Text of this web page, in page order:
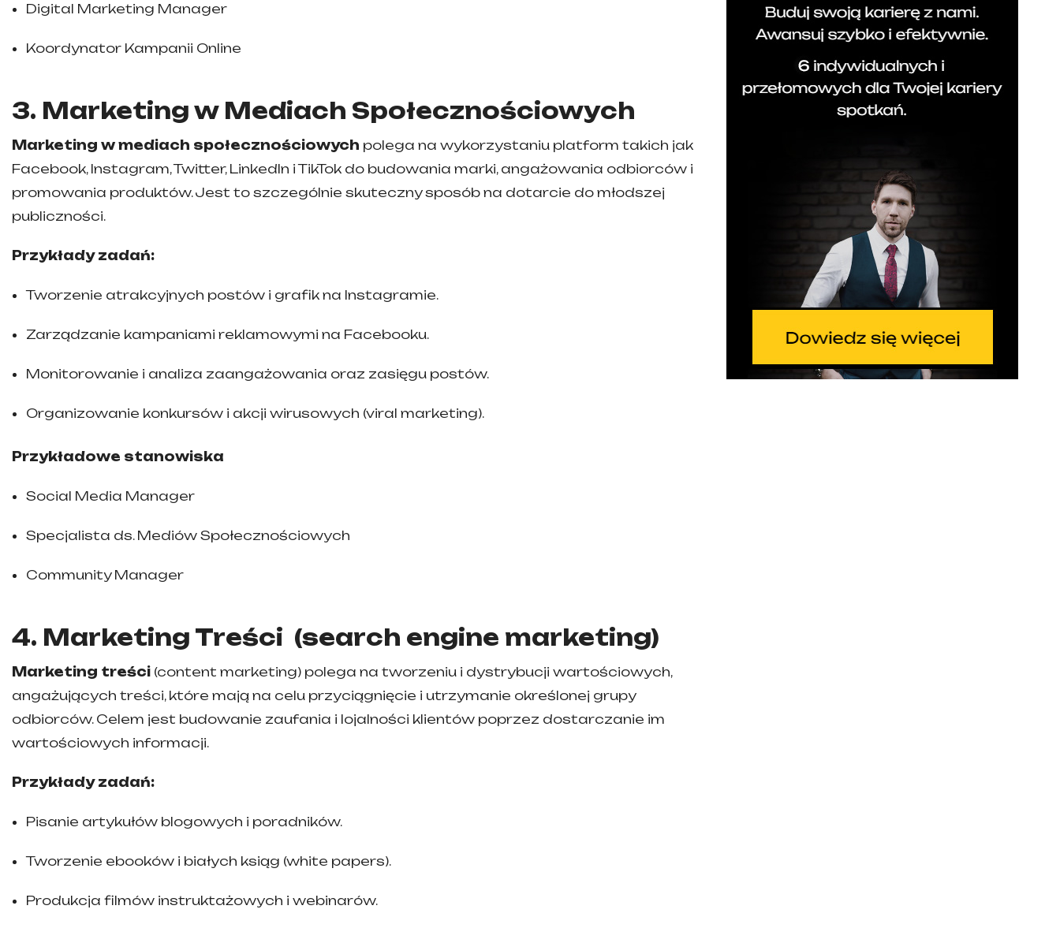
Digital Marketing Manager
Koordynator Kampanii Online
3. Marketing w Mediach Społecznościowych
Marketing w mediach społecznościowych polega na wykorzystaniu platform takich jak
Facebook, Instagram, Twitter, LinkedIn i TikTok do budowania marki, angażowania odbiorców i
promowania produktów. Jest to szczególnie skuteczny sposób na dotarcie do młodszej
publiczności.
Przykłady zadań:
Tworzenie atrakcyjnych postów i grafik na Instagramie.
Zarządzanie kampaniami reklamowymi na Facebooku.
Monitorowanie i analiza zaangażowania oraz zasięgu postów.
Organizowanie konkursów i akcji wirusowych (viral marketing).
Przykładowe stanowiska
Social Media Manager
Specjalista ds. Mediów Społecznościowych
Community Manager
4. Marketing Treści (search engine marketing)
Marketing treści (content marketing) polega na tworzeniu i dystrybucji wartościowych,
angażujących treści, które mają na celu przyciągnięcie i utrzymanie określonej grupy
odbiorców. Celem jest budowanie zaufania i lojalności klientów poprzez dostarczanie im
wartościowych informacji.
Przykłady zadań:
Pisanie artykułów blogowych i poradników.
Tworzenie ebooków i białych ksiąg (white papers).
Produkcja filmów instruktażowych i webinarów.